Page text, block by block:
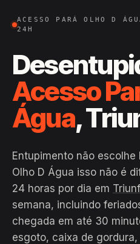
ACESSO PARÁ OLHO D
24H
Acesso
Água,
Entupimento não
Olho D Água isso não é
24 horas por dia em
semana, incluindo
chegada em até 30
esgoto, caixa de